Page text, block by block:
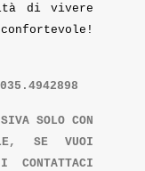
di vivere
SOLO CON
SE VUOI
CONTATTACI